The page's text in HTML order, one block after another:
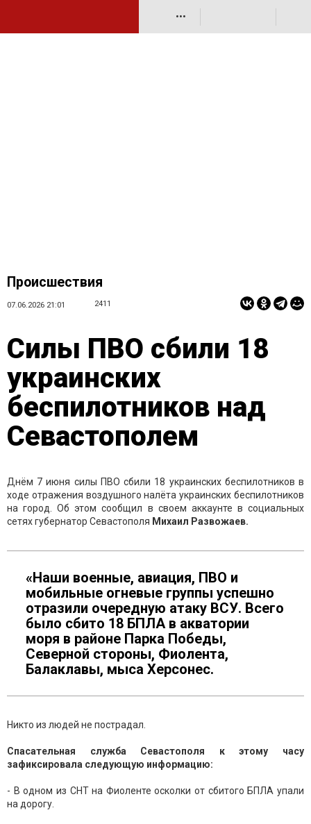
•••
Происшествия
07.06.2026 21:01 2411
Силы ПВО сбили 18
украинских
беспилотников над
Севастополем
Днём 7 июня силы ПВО сбили 18 украинских беспилотников в
ходе отражения воздушного налёта украинских беспилотников
на город. Об этом сообщил в своем аккаунте в социальных
сетях губернатор Севастополя Михаил Развожаев.
«Наши военные, авиация, ПВО и
мобильные огневые группы успешно
отразили очередную атаку ВСУ. Всего
было сбито 18 БПЛА в акватории
моря в районе Парка Победы,
Северной стороны, Фиолента,
Балаклавы, мыса Херсонес.
Никто из людей не пострадал.
Спасательная служба Севастополя к этому часу
зафиксировала следующую информацию:
- В одном из СНТ на Фиоленте осколки от сбитого БПЛА упали
на дорогу.